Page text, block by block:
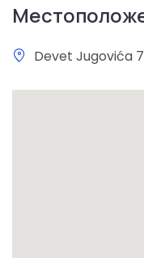
Devet Jugovića